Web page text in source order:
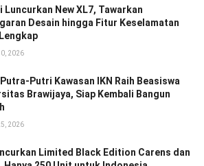
Luncurkan New XL7, Tawarkan
Desain hingga Fitur Keselamatan
2026
Putri Kawasan IKN Raih Beasiswa
Brawijaya, Siap Kembali Bangun
2026
Limited Black Edition Carens dan